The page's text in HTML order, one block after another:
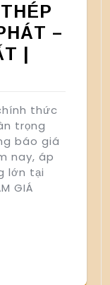
–
|
thức
trọng
báo giá
nay, áp
lớn tại
GIÁ